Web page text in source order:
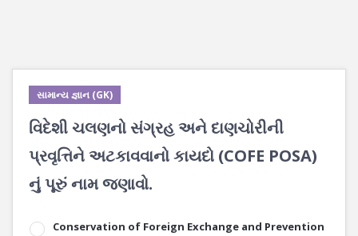
સામાન્ય જ્ઞાન (GK)
વિદેશી ચલણનો સંગ્રહ અને દાણચોરીની
પ્રવૃત્તિને અટકાવવાનો કાયદો (COFE POSA)
નું પૂરું નામ જણાવો.
Conservation of Foreign Exchange and Prevention